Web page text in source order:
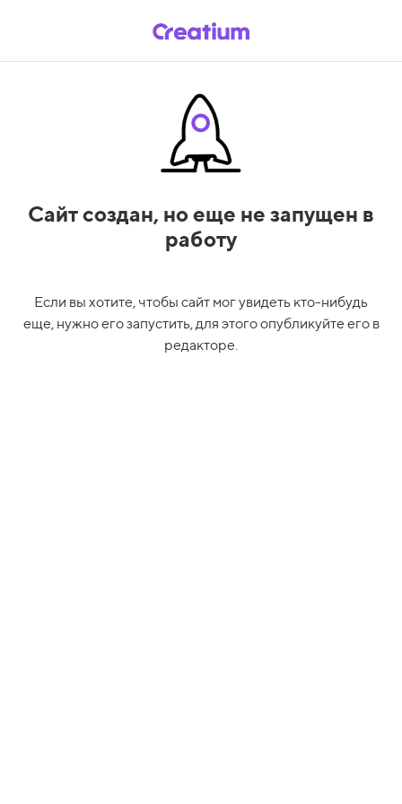
Сайт создан, но еще не запущен в
работу
Если вы хотите, чтобы сайт мог увидеть кто-нибудь
еще, нужно его запустить, для этого опубликуйте его в
редакторе.